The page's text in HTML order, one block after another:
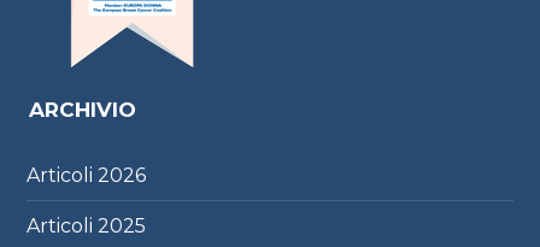
ARCHIVIO
Articoli2026
Articoli2025